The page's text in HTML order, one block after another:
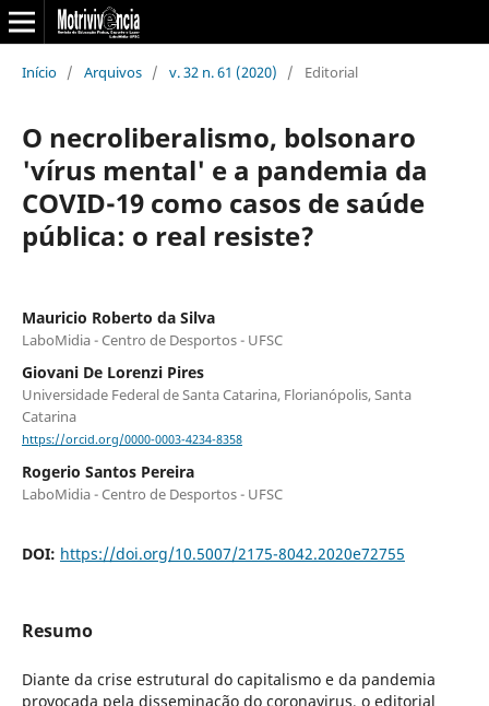
Início / Arquivos / v. 32 n. 61 (2020) / Editorial
O necroliberalismo, bolsonaro
'vírus mental' e a pandemia da
COVID-19 como casos de saúde
pública: o real resiste?
Mauricio Roberto da Silva
LaboMidia - Centro de Desportos - UFSC
Giovani De Lorenzi Pires
Universidade Federal de Santa Catarina, Florianópolis, Santa
Catarina
https://orcid.org/0000-0003-4234-8358
Rogerio Santos Pereira
LaboMidia - Centro de Desportos - UFSC
DOI: https://doi.org/10.5007/2175-8042.2020e72755
Resumo
Diante da crise estrutural do capitalismo e da pandemia
provocada pela disseminação do coronavirus, o editorial